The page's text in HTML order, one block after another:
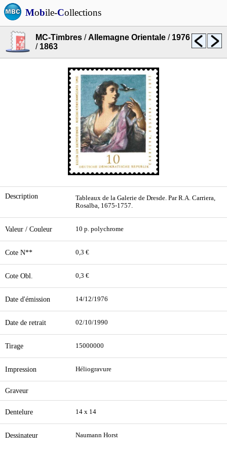
Mobile-Collections
MC-Timbres /Allemagne Orientale / 1976
/ 1863
Description
Tableaux de la Galerie de Dresde. Par R.A. Carriera,
Rosalba, 1675-1757.
Valeur / Couleur 10 p. polychrome
Cote N** 0,3 €
Cote Obl. 0,3 €
Date d'émission 14/12/1976
Date de retrait 02/10/1990
Tirage 15000000
Impression Héliogravure
Graveur
Dentelure 14 x 14
Dessinateur Naumann Horst